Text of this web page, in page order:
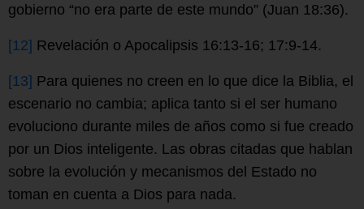
gobierno “no era parte de este mundo” (Juan 18:36).
[12] Revelación o Apocalipsis 16:13-16; 17:9-14.
[13] Para quienes no creen en lo que dice la Biblia, el
escenario no cambia; aplica tanto si el ser humano
evoluciono durante miles de años como si fue creado
por un Dios inteligente. Las obras citadas que hablan
sobre la evolución y mecanismos del Estado no
toman en cuenta a Dios para nada.